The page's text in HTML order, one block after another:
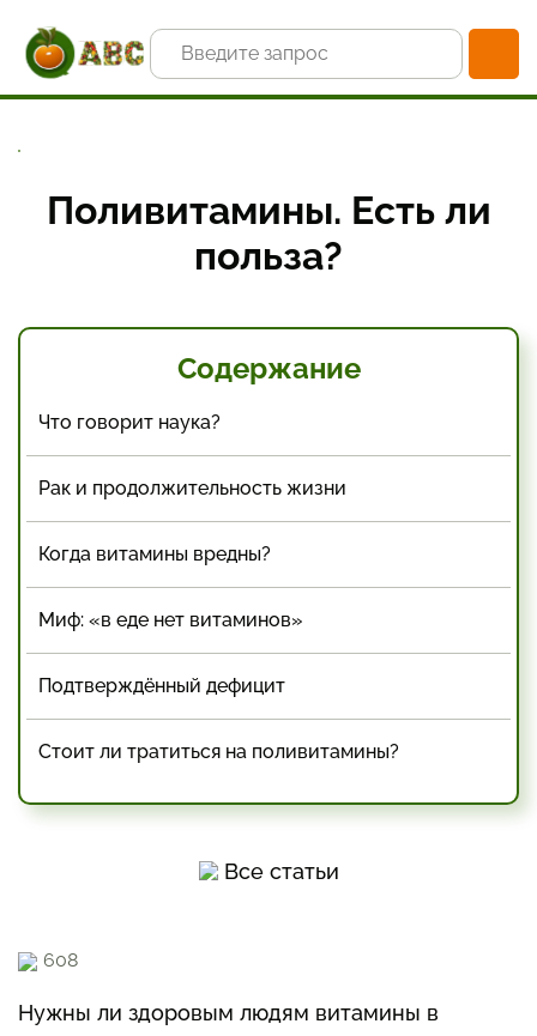
Главная
Статьи и новости
Витамины и минералы: научно доказанная польза
Поливитамины. Есть ли польза?
Поливитамины. Есть ли
польза?
Содержание
Что говорит наука?
Рак и продолжительность жизни
Когда витамины вредны?
Миф: «в еде нет витаминов»
Подтверждённый дефицит
Стоит ли тратиться на поливитамины?
Все статьи
608
Нужны ли здоровым людям витамины в